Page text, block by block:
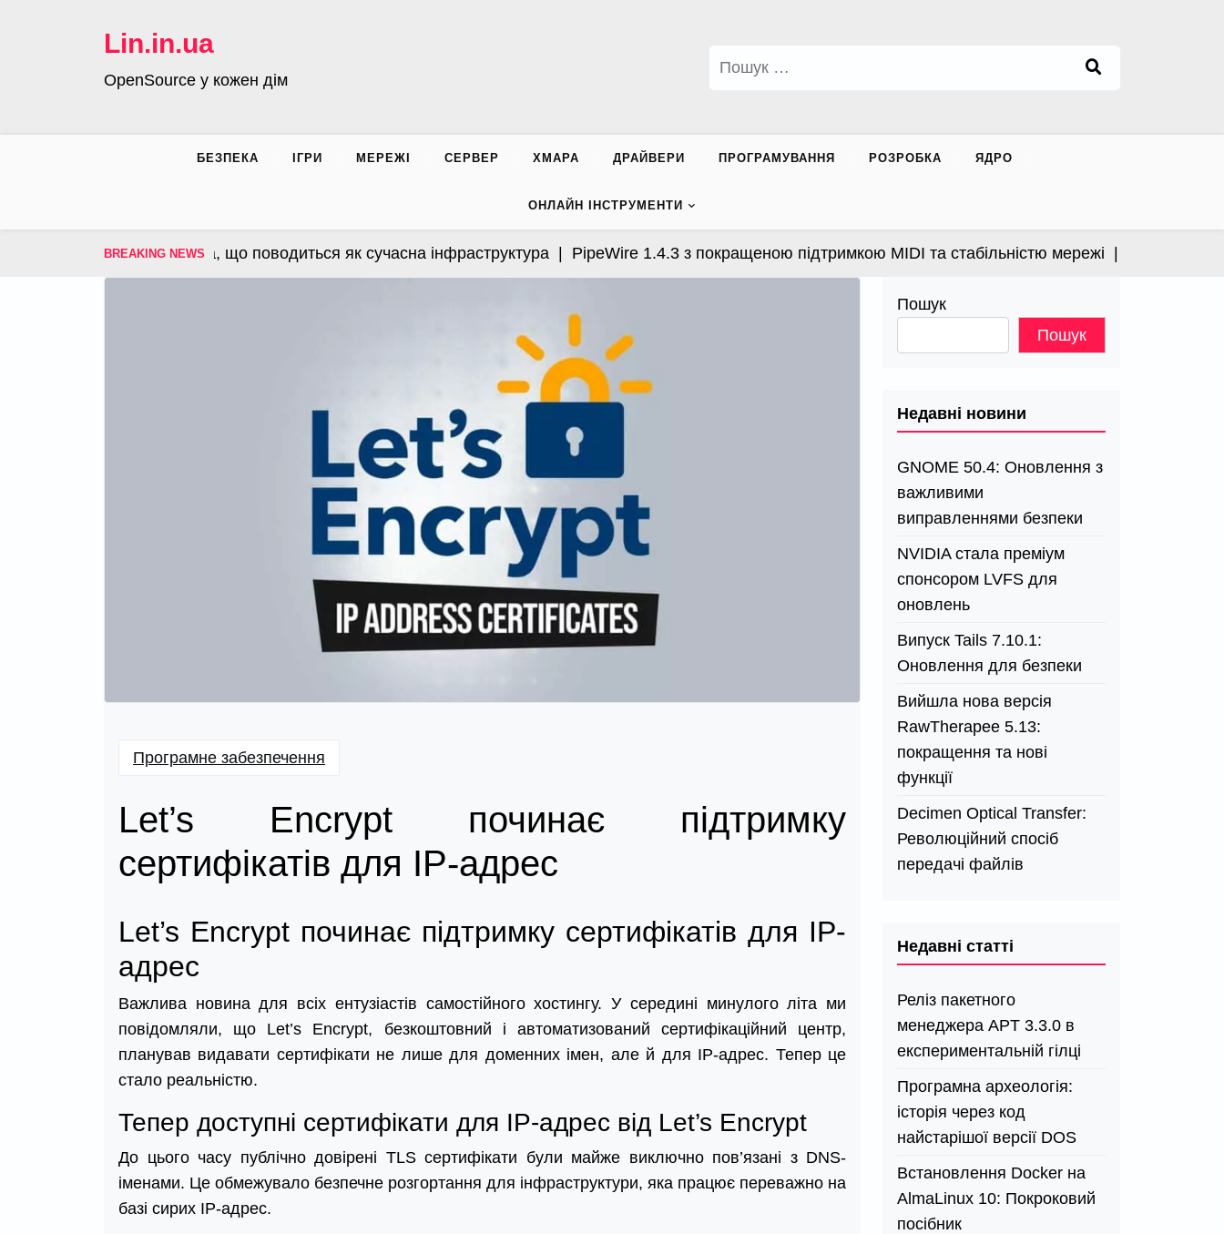
Lin.in.ua
OpenSource у кожен дім
БЕЗПЕКА ІГРИ МЕРЕЖІ СЕРВЕР ХМАРА ДРАЙВЕРИ ПРОГРАМУВАННЯ РОЗРОБКА ЯДРО
ОНЛАЙН ІНСТРУМЕНТИ
BREAKING NEWS
– операційна система, що поводиться як сучасна інфраструктура |PipeWire 1.4.3 з покращеною підтримкою MIDI та стабільністю мережі |Apple
Програмне забезпечення
Let’s Encrypt починає підтримку
сертифікатів для IP-адрес
Let’s Encrypt починає підтримку сертифікатів для IP-
адрес
Важлива новина для всіх ентузіастів самостійного хостингу. У середині минулого літа ми
повідомляли, що Let’s Encrypt, безкоштовний і автоматизований сертифікаційний центр,
планував видавати сертифікати не лише для доменних імен, але й для IP-адрес. Тепер це
стало реальністю.
Тепер доступні сертифікати для IP-адрес від Let’s Encrypt
До цього часу публічно довірені TLS сертифікати були майже виключно пов’язані з DNS-
іменами. Це обмежувало безпечне розгортання для інфраструктури, яка працює переважно на
базі сирих IP-адрес.
Пошук
Пошук
Недавні новини
GNOME 50.4: Оновлення з
важливими
виправленнями безпеки
NVIDIA стала преміум
спонсором LVFS для
оновлень
Випуск Tails 7.10.1:
Оновлення для безпеки
Вийшла нова версія
RawTherapee 5.13:
покращення та нові
функції
Decimen Optical Transfer:
Революційний спосіб
передачі файлів
Недавні статті
Реліз пакетного
менеджера APT 3.3.0 в
експериментальній гілці
Програмна археологія:
історія через код
найстарішої версії DOS
Встановлення Docker на
AlmaLinux 10: Покроковий
посібник